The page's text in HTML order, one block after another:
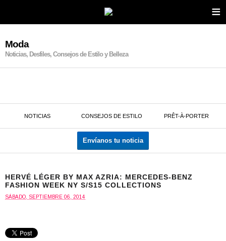
≡
Moda
Noticias, Desfiles, Consejos de Estilo y Belleza
NOTICIAS CONSEJOS DE ESTILO PRÊT-À-PORTER
Envíanos tu noticia
HERVÉ LÉGER BY MAX AZRIA: MERCEDES-BENZ
FASHION WEEK NY S/S15 COLLECTIONS
SÁBADO, SEPTIEMBRE 06, 2014